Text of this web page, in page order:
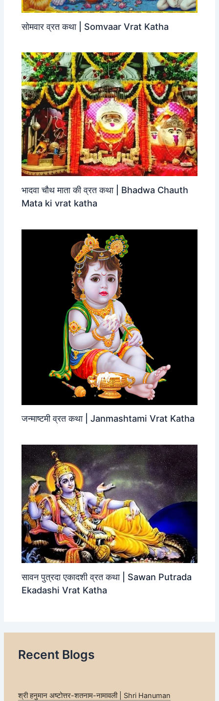
सोमवार व्रत कथा | Somvaar Vrat Katha
भादवा चौथ माता की व्रत कथा | Bhadwa Chauth
Mata ki vrat katha
जन्‍माष्‍टमी व्रत कथा | Janmashtami Vrat Katha
सावन पुत्रदा एकादशी व्रत कथा | Sawan Putrada
Ekadashi Vrat Katha
Recent Blogs
श्री हनुमान अष्टोत्तर-शतनाम-नामावली | Shri Hanuman